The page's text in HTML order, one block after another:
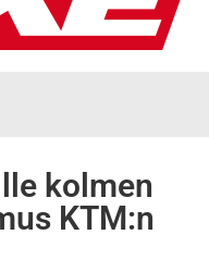
kolmen
KTM:n